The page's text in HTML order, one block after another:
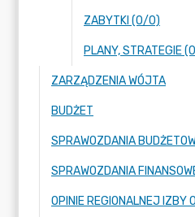
ZABYTKI (0/0)
PLANY, STRATEGIE
ZARZĄDZENIA WÓJTA
BUDŻET
SPRAWOZDANIA
SPRAWOZDANIA